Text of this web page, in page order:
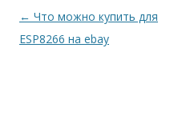
Навигация
по
← Что можно купить для
ESP8266 на ebay